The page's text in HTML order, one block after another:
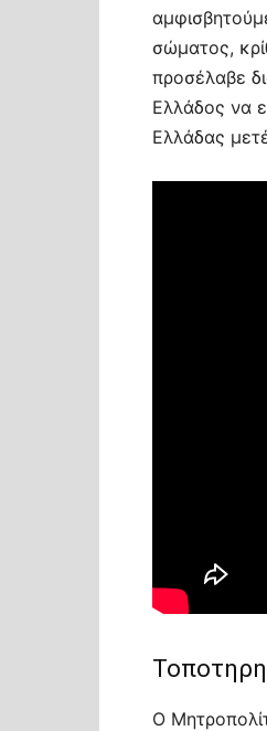
σώματος,
προσέλαβε
Ελλάδος να
Ελλάδας
Ο